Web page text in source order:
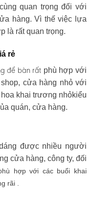
quan trọng đối với
hàng. Vì thế việc lựa
là rất quan trọng.
rẻ
để bàn rất phù hợp với
cửa hàng nhỏ với
khai trương nhỏkiểu
quán, cửa hàng.
được nhiều người
cửa hàng, công ty, đối
hợp với các buổi khai
rãi .